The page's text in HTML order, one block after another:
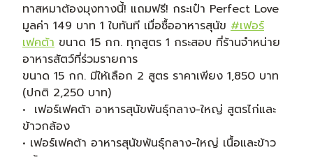
ทาสหมาต้องมุงทางนี้! แถมฟรี! กระเป๋า Perfect Love
มูลค่า 149 บาท 1 ใบทันที เมื่อซื้ออาหารสุนัข #เฟอร์
เฟคต้า ขนาด 15 กก. ทุกสูตร 1 กระสอบ ที่ร้านจำหน่าย
อาหารสัตว์ที่ร่วมรายการ
ขนาด 15 กก. มีให้เลือก 2 สูตร ราคาเพียง 1,850 บาท
(ปกติ 2,250 บาท)
• เฟอร์เฟคต้า อาหารสุนัขพันธุ์กลาง-ใหญ่ สูตรไก่และ
ข้าวกล้อง
• เฟอร์เฟคต้า อาหารสุนัขพันธุ์กลาง-ใหญ่ เนื้อและข้าว